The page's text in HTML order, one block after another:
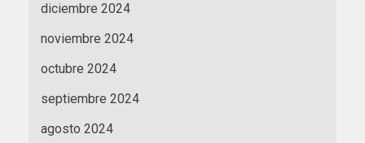
diciembre 2024
noviembre 2024
octubre 2024
septiembre 2024
agosto 2024